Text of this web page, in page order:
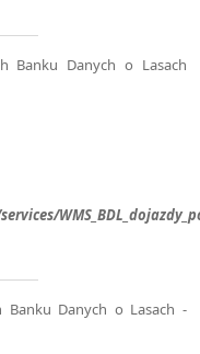
Banku Danych o Lasach
Banku Danych o Lasach -